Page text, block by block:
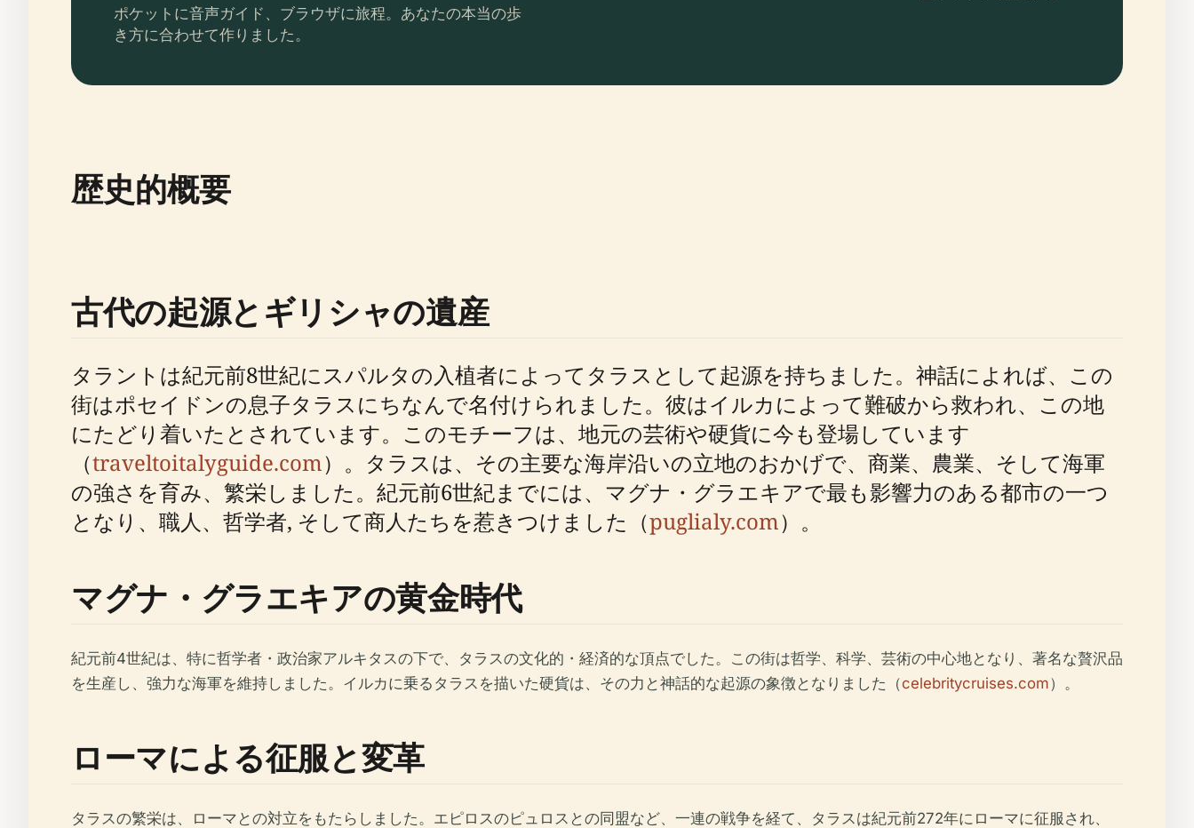
ポケットに音声ガイド、ブラウザに旅程。あなたの本当の歩
き方に合わせて作りました。
歴史的概要
古代の起源とギリシャの遺産
タラントは紀元前8世紀にスパルタの入植者によってタラスとして起源を持ちました。神話によれば、この
街はポセイドンの息子タラスにちなんで名付けられました。彼はイルカによって難破から救われ、この地
にたどり着いたとされています。このモチーフは、地元の芸術や硬貨に今も登場しています
（traveltoitalyguide.com）。タラスは、その主要な海岸沿いの立地のおかげで、商業、農業、そして海軍
の強さを育み、繁栄しました。紀元前6世紀までには、マグナ・グラエキアで最も影響力のある都市の一つ
となり、職人、哲学者, そして商人たちを惹きつけました（puglialy.com）。
マグナ・グラエキアの黄金時代
紀元前4世紀は、特に哲学者・政治家アルキタスの下で、タラスの文化的・経済的な頂点でした。この街は哲学、科学、芸術の中心地となり、著名な贅沢品
を生産し、強力な海軍を維持しました。イルカに乗るタラスを描いた硬貨は、その力と神話的な起源の象徴となりました（celebritycruises.com）。
ローマによる征服と変革
タラスの繁栄は、ローマとの対立をもたらしました。エピロスのピュロスとの同盟など、一連の戦争を経て、タラスは紀元前272年にローマに征服され、